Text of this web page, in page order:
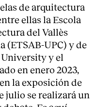
de arquitectura
ellas la Escola
del Vallès
(ETSAB-UPC) y de
University y el
en enero 2023,
la exposición de
julio se realizará un